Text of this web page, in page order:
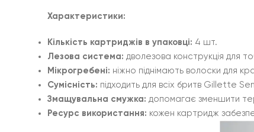
Характеристики:
Кількість картриджів в упаковці: 4 шт.
Лезова система: дволезова конструкція для
Мікрогребені: ніжно піднімають волоски для
Сумісність: підходить для всіх бритв Gillette
Змащувальна смужка: допомагає зменшити
Ресурс використання: кожен картридж